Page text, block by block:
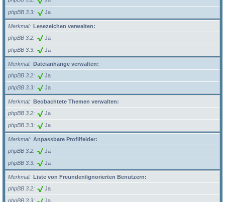
phpBB 3.3 Ja
Merkmal
Lesezeichen verwalten:
phpBB 3.2
Ja
phpBB 3.3 Ja
Merkmal
Dateianhänge verwalten:
phpBB 3.2
Ja
phpBB 3.3 Ja
Merkmal
Beobachtete Themen verwalten:
phpBB 3.2
Ja
phpBB 3.3 Ja
Merkmal
Anpassbare Profilfelder:
phpBB 3.2
Ja
phpBB 3.3 Ja
Merkmal
Liste von Freunden/ignorierten Benutzern:
phpBB 3.2
Ja
phpBB 3.3 Ja